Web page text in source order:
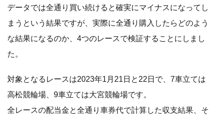
データでは全通り買い続けると確実にマイナスになってし
まうという結果ですが、実際に全通り購入したらどのよう
な結果になるのか、4つのレースで検証することにしまし
た。
対象となるレースは2023年1月21日と22日で、7車立ては
高松競輪場、9車立ては大宮競輪場です。
全レースの配当金と全通り車券代で計算した収支結果、そ